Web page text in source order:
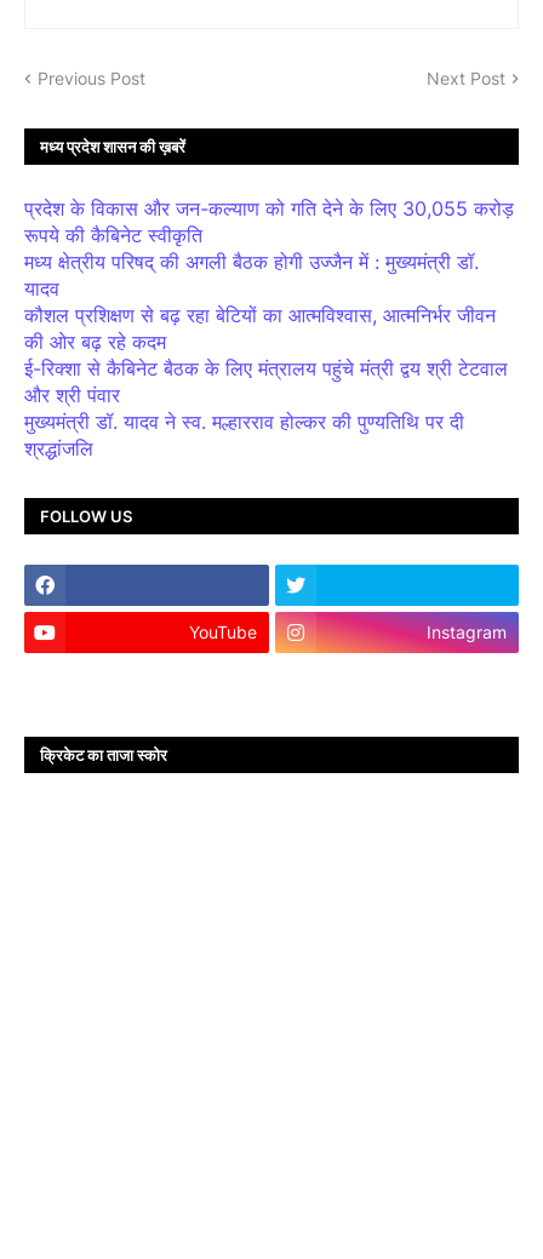
Previous Post Next Post
मध्य प्रदेश शासन की ख़बरें
प्रदेश के विकास और जन-कल्याण को गति देने के लिए 30,055 करोड़
रूपये की कैबिनेट स्वीकृति
मध्य क्षेत्रीय परिषद् की अगली बैठक होगी उज्जैन में : मुख्यमंत्री डॉ.
यादव
कौशल प्रशिक्षण से बढ़ रहा बेटियों का आत्मविश्वास, आत्मनिर्भर जीवन
की ओर बढ़ रहे कदम
ई-रिक्शा से कैबिनेट बैठक के लिए मंत्रालय पहुंचे मंत्री द्वय श्री टेटवाल
और श्री पंवार
मुख्यमंत्री डॉ. यादव ने स्व. मल्हारराव होल्कर की पुण्यतिथि पर दी
श्रद्धांजलि
FOLLOW US
YouTube Instagram
क्रिकेट का ताजा स्कोर